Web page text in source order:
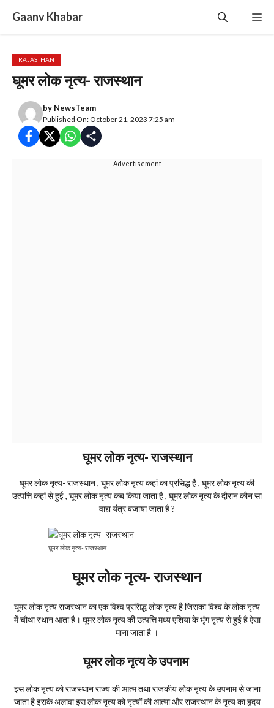
content
Gaanv Khabar
RAJASTHAN
घूमर लोक नृत्य- राजस्थान
by NewsTeam
Published On: October 21, 2023 7:25 am
---Advertisement---
घूमर लोक नृत्य- राजस्थान
घूमर लोक नृत्य- राजस्थान , घूमर लोक नृत्य कहां का प्रसिद्ध है , घूमर लोक नृत्य की
उत्पत्ति कहां से हुई , घूमर लोक नृत्य कब किया जाता है , घूमर लोक नृत्य के दौरान कौन सा
वाद्य यंत्र बजाया जाता है ?
घूमर लोक नृत्य- राजस्थान
घूमर लोक नृत्य- राजस्थान
घूमर लोक नृत्य राजस्थान का एक विश्व प्रसिद्ध लोक नृत्य है जिसका विश्व के लोक नृत्य
में चौथा स्थान आता है। घूमर लोक नृत्य की उत्पत्ति मध्य एशिया के भृंग नृत्य से हुई है ऐसा
माना जाता है ‌।
घूमर लोक नृत्य के उपनाम
इस लोक नृत्य को राजस्थान राज्य की आत्म तथा राजकीय लोक नृत्य के उपनाम से जाना
जाता है इसके अलावा इस लोक नृत्य को नृत्यों की आत्मा और राजस्थान के नृत्य का हृदय